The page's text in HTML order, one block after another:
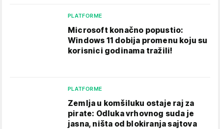
PLATFORME
Microsoft konačno popustio:
Windows 11 dobija promenu koju su
korisnici godinama tražili!
PLATFORME
Zemlja u komšiluku ostaje raj za
pirate: Odluka vrhovnog suda je
jasna, ništa od blokiranja sajtova